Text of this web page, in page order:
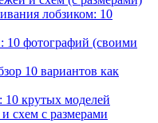
лобзиком: 10
10 фотографий (своими
10 вариантов как
10 крутых моделей
схем с размерами